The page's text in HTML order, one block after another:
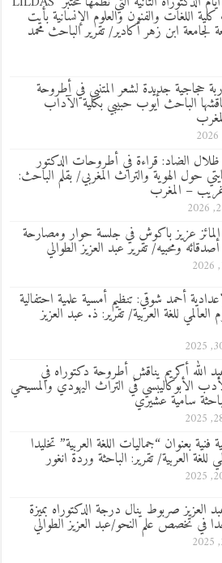
اللغات والفنون والعلوم الإنسانية بأيت
لجامعة ابن زهر أكادير/ تقرير الباحث محمد
حجاجية جديدة لشعر المتنبي في أطروحة
الباحث أيوب حبيبي بكلية الآداب
ظلال الضاد: قراءة في أطروحات الدكتور
حول الهوية والتراث المغربي/ بقلم الباحث:
– المغرب
المائز عزيز باكوش في جلسة حوار ومصارحة
ومحبيه/ تقرير عبد العزيز الطوالي
أحمد شوقي: تنظيم أمسية علمية احتفالية
العالمي للغة العربية/ تقرير: ذ. عبد العزيز
الله أكريم يناقش أطروحة دكتوراه في
الأبوكاليبسي في التراث اليهودي والمسيحي
سامية عشيري
فنية بعنوان “جماليات اللغة العربية” تخليدا
للغة العربية/ تقرير: الباحثة وردة انغور
العزيز صربوط ينال درجة الدكتوراه بميزة
تخصص علم النحو/عبد العزيز الطوالي